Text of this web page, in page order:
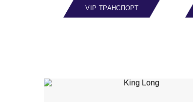
VIP ТРАНСПОРТ